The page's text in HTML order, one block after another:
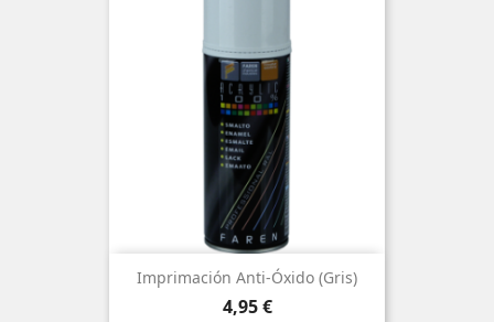
Imprimación Anti-Óxido (gris)
Precio
4,95 €